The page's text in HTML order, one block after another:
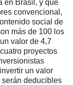
en Brasil, y que
convencional,
social de
más de 100 los
valor de 4,7
proyectos
un valor
serán deducibles